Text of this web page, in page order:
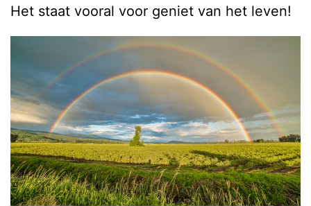
Het staat vooral voor geniet van het leven!